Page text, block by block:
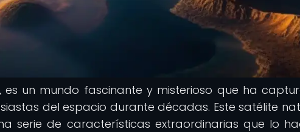
es un mundo fascinante y misterioso que ha
del espacio durante décadas. Este satélite
serie de características extraordinarias que lo